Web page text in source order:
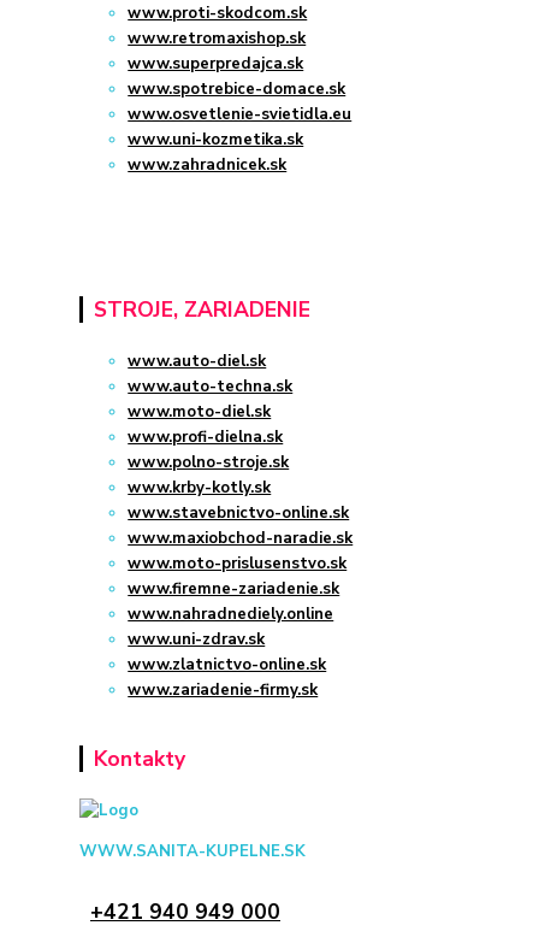
www.proti-skodcom.sk
www.retromaxishop.sk
www.superpredajca.sk
www.spotrebice-domace.sk
www.osvetlenie-svietidla.eu
www.uni-kozmetika.sk
www.zahradnicek.sk
STROJE, ZARIADENIE
www.auto-diel.sk
www.auto-techna.sk
www.moto-diel.sk
www.profi-dielna.sk
www.polno-stroje.sk
www.krby-kotly.sk
www.stavebnictvo-online.sk
www.maxiobchod-naradie.sk
www.moto-prislusenstvo.sk
www.firemne-zariadenie.sk
www.nahradnediely.online
www.uni-zdrav.sk
www.zlatnictvo-online.sk
www.zariadenie-firmy.sk
Kontakty
WWW.SANITA-KUPELNE.SK
+421 940 949 000